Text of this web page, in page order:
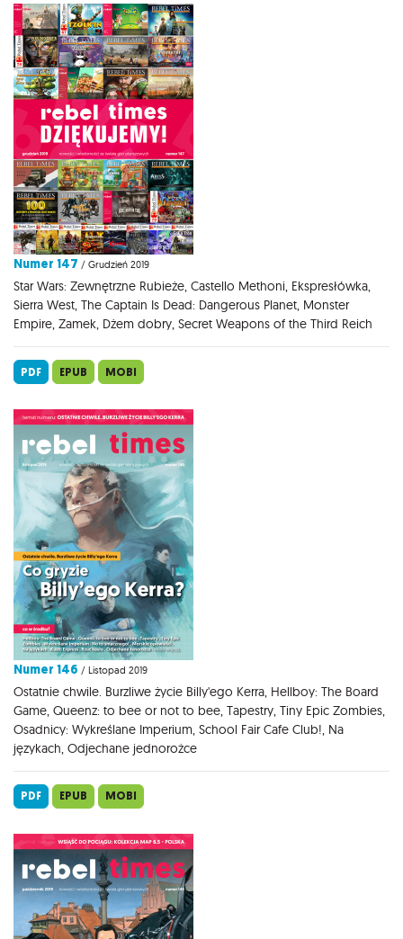
Numer 147 / Grudzień 2019
Star Wars: Zewnętrzne Rubieże, Castello Methoni, Ekspresłówka,
Sierra West, The Captain Is Dead: Dangerous Planet, Monster
Empire, Zamek, Dżem dobry, Secret Weapons of the Third Reich
PDF EPUB MOBI
Numer 146 / Listopad 2019
Ostatnie chwile. Burzliwe życie Billy'ego Kerra, Hellboy: The Board
Game, Queenz: to bee or not to bee, Tapestry, Tiny Epic Zombies,
Osadnicy: Wykreślane Imperium, School Fair Cafe Club!, Na
językach, Odjechane jednorożce
PDF EPUB MOBI